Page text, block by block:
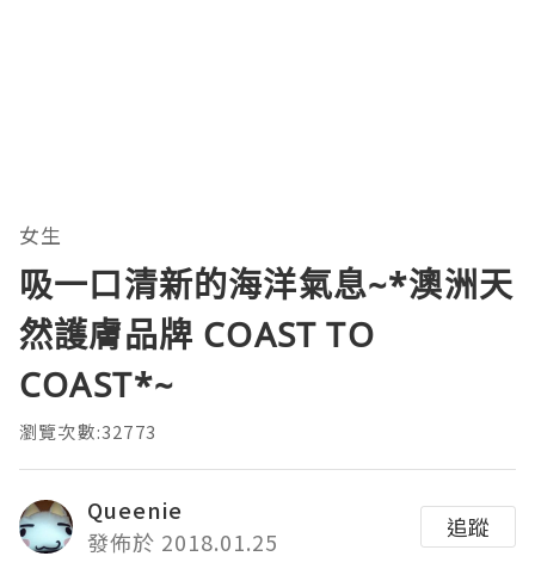
女生
吸一口清新的海洋氣息~*澳洲天
然護膚品牌 COAST TO
COAST*~
瀏覽次數:32773
Queenie
發佈於 2018.01.25
追蹤